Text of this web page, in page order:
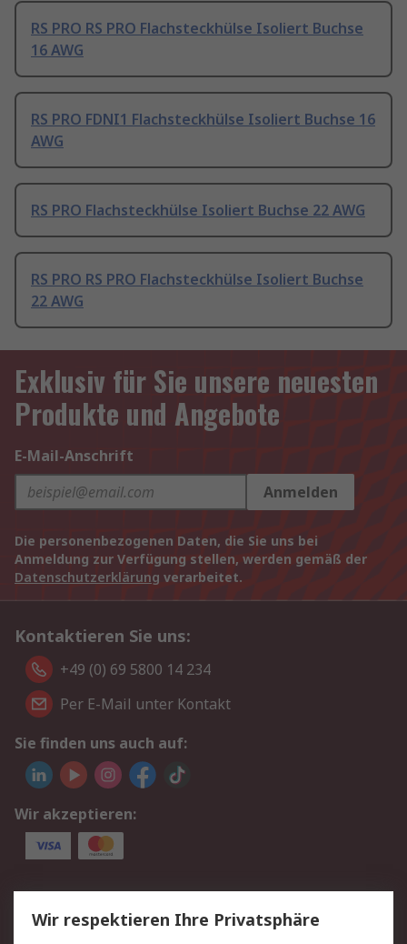
RS PRO RS PRO Flachsteckhülse Isoliert Buchse
16 AWG
RS PRO FDNI1 Flachsteckhülse Isoliert Buchse 16
AWG
RS PRO Flachsteckhülse Isoliert Buchse 22 AWG
RS PRO RS PRO Flachsteckhülse Isoliert Buchse
22 AWG
Exklusiv für Sie unsere neuesten
Produkte und Angebote
E-Mail-Anschrift
Anmelden
Die personenbezogenen Daten, die Sie uns bei
Anmeldung zur Verfügung stellen, werden gemäß der
Datenschutzerklärung verarbeitet.
Kontaktieren Sie uns:
+49 (0) 69 5800 14 234
Per E-Mail unter Kontakt
Sie finden uns auch auf:
Wir akzeptieren:
Service
Value Added Services
Lieferlösungen
Wir respektieren Ihre Privatsphäre